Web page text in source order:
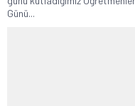
Günü...